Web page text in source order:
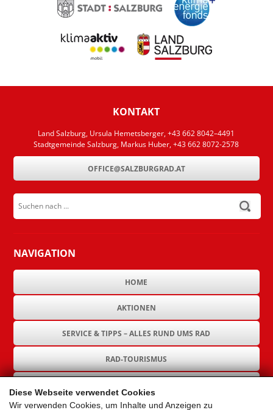
Diese Webseite verwendet Cookies
Wir verwenden Cookies, um Inhalte und Anzeigen zu
KONTAKT
Land Salzburg, Ursula Hemetsberger, +43 662 8042–4491
Stadtgemeinde Salzburg, Markus Huber, +43 662 8072-2578
OFFICE@SALZBURGRAD.AT
Suchen nach ...
submit
NAVIGATION
HOME
AKTIONEN
SERVICE & TIPPS – ALLES RUND UMS RAD
RAD-TOURISMUS